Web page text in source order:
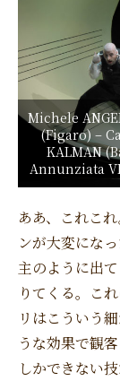
Michele
(Figaro) –
KALMAN
Annunziata
ああ、これこ
ンが大変にな
主のように出
りてくる。こ
リはこういう
うな効果で観
しかできない